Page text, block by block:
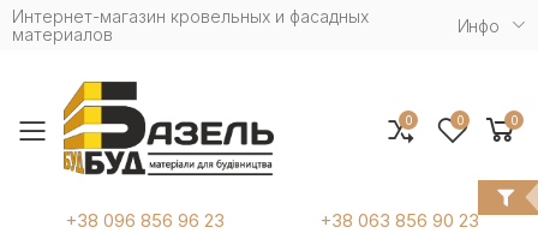
Интернет-магазин кровельных и фасадных
материалов
Инфо
Toggle mobile menu
+38 096 856 96 23 +38 063 856 90 23
0 0 0